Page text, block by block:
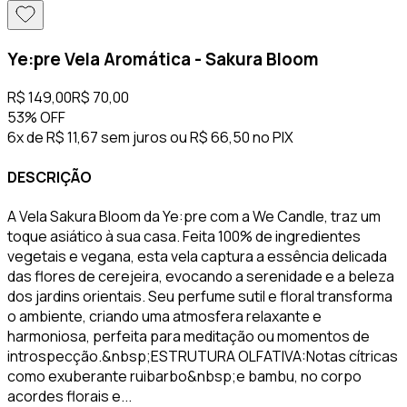
Ye:pre Vela Aromática - Sakura Bloom
R$ 149,00R$ 70,00
53%OFF
6x de R$ 11,67 sem jurosouR$ 66,50no PIX
DESCRIÇÃO
A Vela Sakura Bloom da Ye:pre com a We Candle, traz um
toque asiático à sua casa. Feita 100% de ingredientes
vegetais e vegana, esta vela captura a essência delicada
das flores de cerejeira, evocando a serenidade e a beleza
dos jardins orientais. Seu perfume sutil e floral transforma
o ambiente, criando uma atmosfera relaxante e
harmoniosa, perfeita para meditação ou momentos de
introspecção.&nbsp;ESTRUTURA OLFATIVA:Notas cítricas
como exuberante ruibarbo&nbsp;e bambu, no corpo
acordes florais e...